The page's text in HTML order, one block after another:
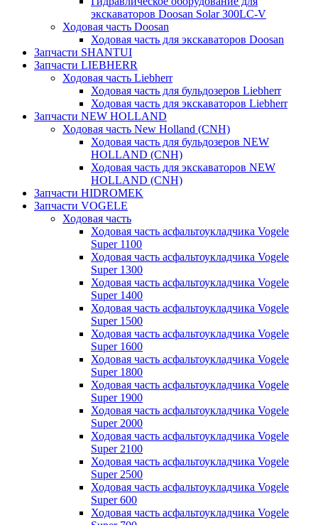
экскаваторов Doosan Solar 300LC-V
Ходовая часть Doosan
Ходовая часть для экскаваторов Doosan
Запчасти SHANTUI
Запчасти LIEBHERR
Ходовая часть Liebherr
Ходовая часть для бульдозеров Liebherr
Ходовая часть для экскаваторов Liebherr
Запчасти NEW HOLLAND
Ходовая часть New Holland (CNH)
Ходовая часть для бульдозеров NEW
HOLLAND (CNH)
Ходовая часть для экскаваторов NEW
HOLLAND (CNH)
Запчасти HIDROMEK
Запчасти VOGELE
Ходовая часть
Ходовая часть асфальтоукладчика Vogele
Super 1100
Ходовая часть асфальтоукладчика Vogele
Super 1300
Ходовая часть асфальтоукладчика Vogele
Super 1400
Ходовая часть асфальтоукладчика Vogele
Super 1500
Ходовая часть асфальтоукладчика Vogele
Super 1600
Ходовая часть асфальтоукладчика Vogele
Super 1800
Ходовая часть асфальтоукладчика Vogele
Super 1900
Ходовая часть асфальтоукладчика Vogele
Super 2000
Ходовая часть асфальтоукладчика Vogele
Super 2100
Ходовая часть асфальтоукладчика Vogele
Super 2500
Ходовая часть асфальтоукладчика Vogele
Super 600
Ходовая часть асфальтоукладчика Vogele